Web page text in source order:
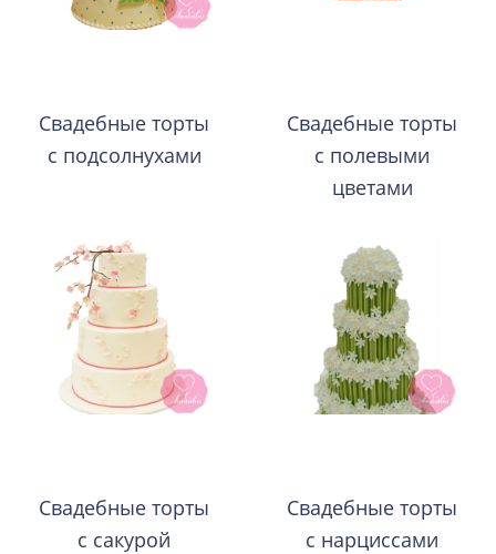
Свадебные торты
с подсолнухами
Свадебные торты
с полевыми
цветами
Свадебные торты
с сакурой
Свадебные торты
с нарциссами